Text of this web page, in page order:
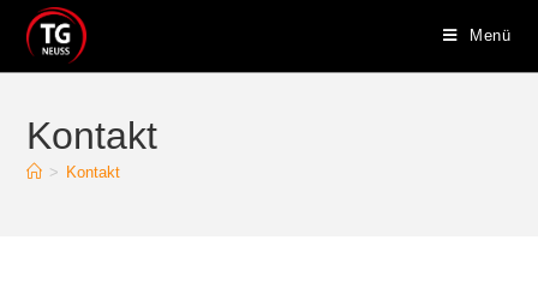
Menü
Kontakt
> Kontakt